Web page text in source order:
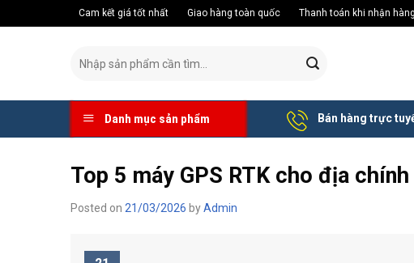
to
Cam kết giá tốt nhất Giao hàng toàn quốc Thanh toán khi nhận
kiếm:
Danh mục sản phẩm Bán hàng trực
Top 5 máy GPS RTK cho địa
Posted on 21/03/2026 byAdmin